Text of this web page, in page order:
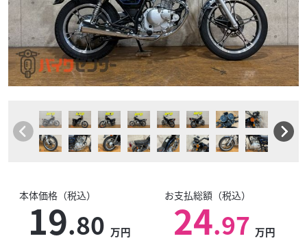
本体価格（税込）
19.80 万円
お支払総額（税込）
24.97 万円